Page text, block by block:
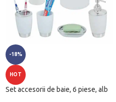
-18%
HOT
Set accesorii de baie, 6 piese, alb